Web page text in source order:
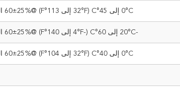
0°C إلى 45°C (32°F إلى 113°F) @60±25% الرطوبة النسبية
-20°C إلى 60°C (-4°F إلى 140°F) @60±25% الرطوبة النسبية
0°C إلى 40°C (32°F إلى 104°F) @60±25% الرطوبة النسبية